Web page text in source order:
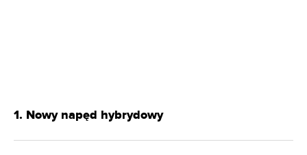
1. Nowy napęd hybrydowy